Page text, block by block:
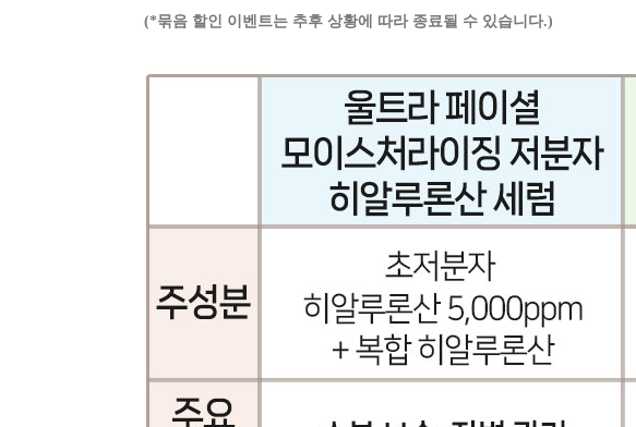
(*묶음 할인 이벤트는 추후 상황에 따라 종료될 수 있습니다.)